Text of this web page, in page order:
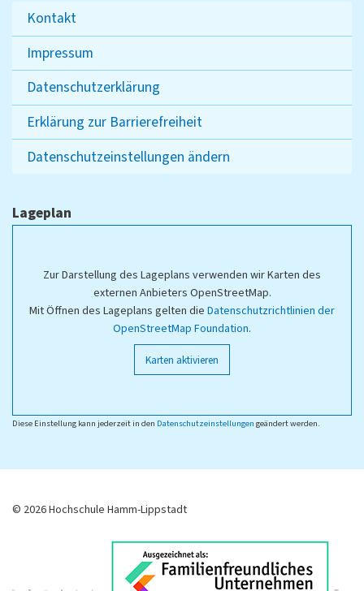
Kontakt
Impressum
Datenschutzerklärung
Erklärung zur Barrierefreiheit
Datenschutzeinstellungen ändern
Lageplan
Zur Darstellung des Lageplans verwenden wir Karten des
externen Anbieters OpenStreetMap.
Mit Öffnen des Lageplans gelten die Datenschutzrichtlinien der
OpenStreetMap Foundation.
Karten aktivieren
Diese Einstellung kann jederzeit in den Datenschutzeinstellungen geändert werden.
© 2026 Hochschule Hamm-Lippstadt